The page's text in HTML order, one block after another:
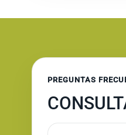
PREGUNTAS